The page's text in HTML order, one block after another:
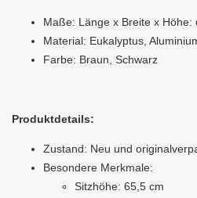
Maße: Länge x Breite x Höhe:
Material: Eukalyptus,
Farbe: Braun, Schwarz
Produktdetails:
Zustand: Neu und
Besondere Merkmale:
Sitzhöhe: 65,5 cm